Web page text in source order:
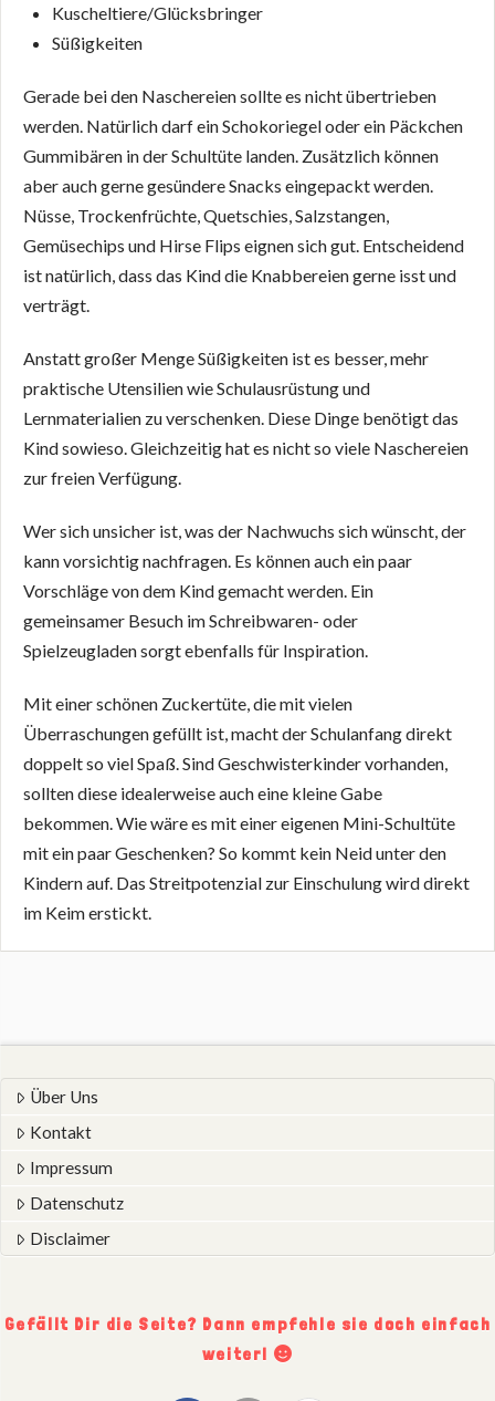
Kuscheltiere/Glücksbringer
Süßigkeiten
Gerade bei den Naschereien sollte es nicht übertrieben
werden. Natürlich darf ein Schokoriegel oder ein Päckchen
Gummibären in der Schultüte landen. Zusätzlich können
aber auch gerne gesündere Snacks eingepackt werden.
Nüsse, Trockenfrüchte, Quetschies, Salzstangen,
Gemüsechips und Hirse Flips eignen sich gut. Entscheidend
ist natürlich, dass das Kind die Knabbereien gerne isst und
verträgt.
Anstatt großer Menge Süßigkeiten ist es besser, mehr
praktische Utensilien wie Schulausrüstung und
Lernmaterialien zu verschenken. Diese Dinge benötigt das
Kind sowieso. Gleichzeitig hat es nicht so viele Naschereien
zur freien Verfügung.
Wer sich unsicher ist, was der Nachwuchs sich wünscht, der
kann vorsichtig nachfragen. Es können auch ein paar
Vorschläge von dem Kind gemacht werden. Ein
gemeinsamer Besuch im Schreibwaren- oder
Spielzeugladen sorgt ebenfalls für Inspiration.
Mit einer schönen Zuckertüte, die mit vielen
Überraschungen gefüllt ist, macht der Schulanfang direkt
doppelt so viel Spaß. Sind Geschwisterkinder vorhanden,
sollten diese idealerweise auch eine kleine Gabe
bekommen. Wie wäre es mit einer eigenen Mini-Schultüte
mit ein paar Geschenken? So kommt kein Neid unter den
Kindern auf. Das Streitpotenzial zur Einschulung wird direkt
im Keim erstickt.
Über Uns
Kontakt
Impressum
Datenschutz
Disclaimer
Gefällt Dir die Seite? Dann empfehle sie doch einfach
weiter!